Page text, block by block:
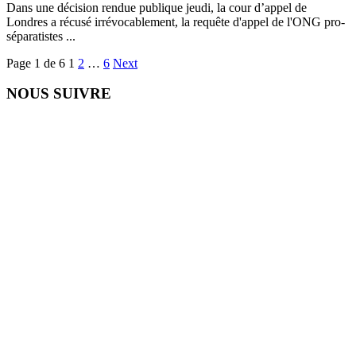
Dans une décision rendue publique jeudi, la cour d’appel de
Londres a récusé irrévocablement, la requête d'appel de l'ONG pro-
séparatistes ...
Page 1 de 6 1 2 … 6 Next
NOUS SUIVRE